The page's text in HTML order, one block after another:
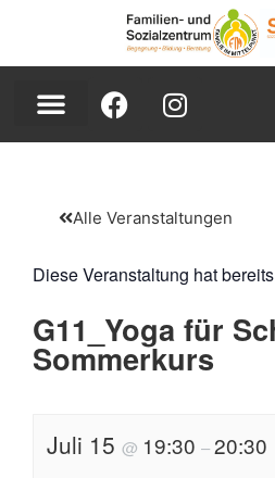
Alle Veranstaltungen
Diese Veranstaltung hat
G11_Yoga für
Sommerkurs
Juli 15 @ 19:30 –20:30